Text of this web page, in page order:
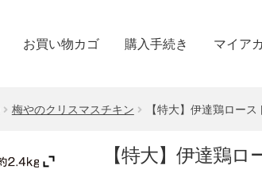
お買い物カゴ 購入手続き マイア
梅やのクリスマスチキン 【特大】伊達鶏ロース
【特大】伊達鶏